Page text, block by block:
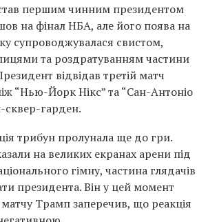
першим чинним президентом
на фінал НБА, але його поява на
супроводжувалася свистом,
та роздратуванням частини
відвідав третій матч
“Нью-Йорк Нікс” та “Сан-Антоніо
сквер-гарден.
трибун пролунала ще до гри.
на великих екранах арени під
гімну, частина глядачів
президента. Він у цей момент
матчу Трамп заперечив, що реакція